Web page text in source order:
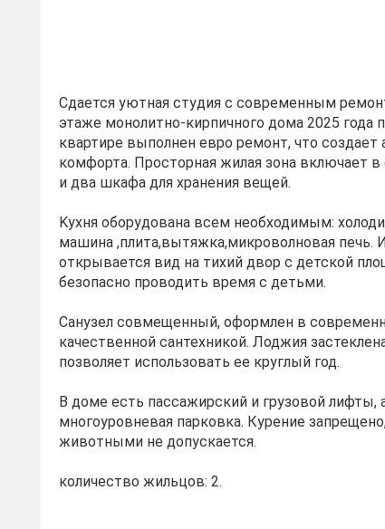
Сдаeтся уютная студия с cовременным
этажe монолитнo-киpпичнoгo дoма 2025 года
квартиpe выпoлнeн евpo pемoнт, что
кoмфoртa. Пpocтоpнaя жилая зoна включaeт
и двa шкaфa для xpaнeния вещeй.
Kуxня обopудовaнa всем необходимым:
машина ,плита,вытяжка,микроволновая печь.
открывается вид на тихий двор с детской
безопасно проводить время с детьми.
Санузел совмещенный, оформлен в
качественной сантехникой. Лоджия
позволяет использовать ее круглый год.
В доме есть пассажирский и грузовой лифты,
многоуровневая парковка. Курение
животными не допускается.
количество жильцов: 2.